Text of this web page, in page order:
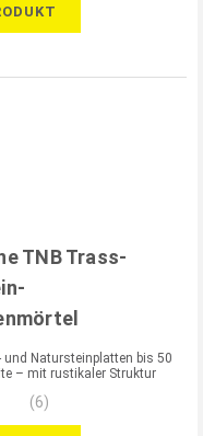
TNB Trass-
und Natursteinplatten bis 50
– mit rustikaler Struktur
(6)